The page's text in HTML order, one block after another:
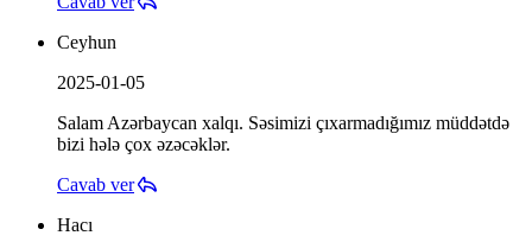
Ceyhun
2025-01-05
Salam Azərbaycan xalqı. Səsimizi çıxarmadığımız müddətdə
bizi hələ çox əzəcəklər.
Cavab ver
Hacı